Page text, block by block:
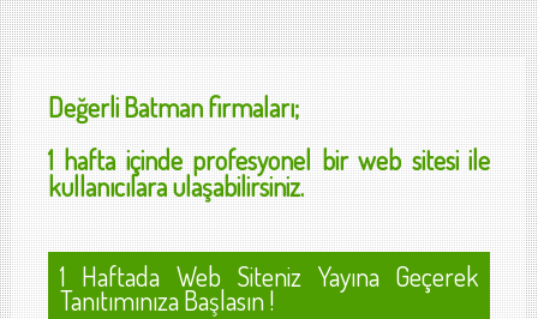
DeğerliBatmanfirmaları;
1 hafta içinde profesyonel bir web sitesi ile
kullanıcılara ulaşabilirsiniz.
1 Haftada Web Siteniz Yayına Geçerek
Tanıtımınıza Başlasın !